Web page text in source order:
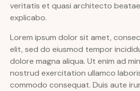
veritatis et quasi architecto
explicabo.
Lorem ipsum dolor sit amet,
elit, sed do eiusmod tempor
dolore magna aliqua. Ut enim ad
nostrud exercitation ullamco
commodo consequat. Duis aute